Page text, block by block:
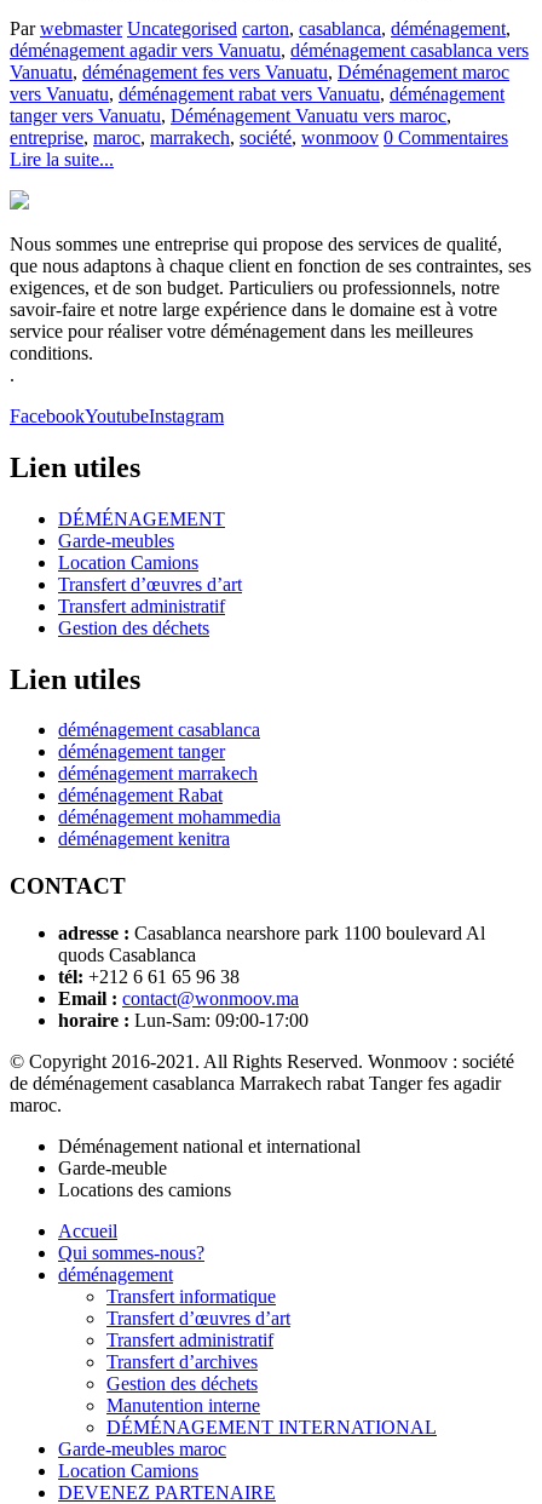
Parwebmaster Uncategorised carton, casablanca, déménagement,
déménagement agadir vers Vanuatu, déménagement casablanca vers
Vanuatu, déménagement fes vers Vanuatu, Déménagement maroc
vers Vanuatu, déménagement rabat vers Vanuatu, déménagement
tanger vers Vanuatu, Déménagement Vanuatu vers maroc,
entreprise, maroc, marrakech, société, wonmoov 0 Commentaires
Lire la suite...
Nous sommes une entreprise qui propose des services de qualité,
que nous adaptons à chaque client en fonction de ses contraintes, ses
exigences, et de son budget. Particuliers ou professionnels, notre
savoir-faire et notre large expérience dans le domaine est à votre
service pour réaliser votre déménagement dans les meilleures
conditions.
.
FacebookYoutubeInstagram
Lien utiles
DÉMÉNAGEMENT
Garde-meubles
Location Camions
Transfert d’œuvres d’art
Transfert administratif
Gestion des déchets
Lien utiles
déménagement casablanca
déménagement tanger
déménagement marrakech
déménagement Rabat
déménagement mohammedia
déménagement kenitra
CONTACT
adresse : Casablanca nearshore park 1100 boulevard Al
quods Casablanca
tél: +212 6 61 65 96 38
Email : contact@wonmoov.ma
horaire : Lun-Sam: 09:00-17:00
© Copyright 2016-2021. All Rights Reserved. Wonmoov : société
de déménagement casablanca Marrakech rabat Tanger fes agadir
maroc.
Déménagement national et international
Garde-meuble
Locations des camions
Accueil
Qui sommes-nous?
déménagement
Transfert informatique
Transfert d’œuvres d’art
Transfert administratif
Transfert d’archives
Gestion des déchets
Manutention interne
DÉMÉNAGEMENT INTERNATIONAL
Garde-meubles maroc
Location Camions
DEVENEZ PARTENAIRE